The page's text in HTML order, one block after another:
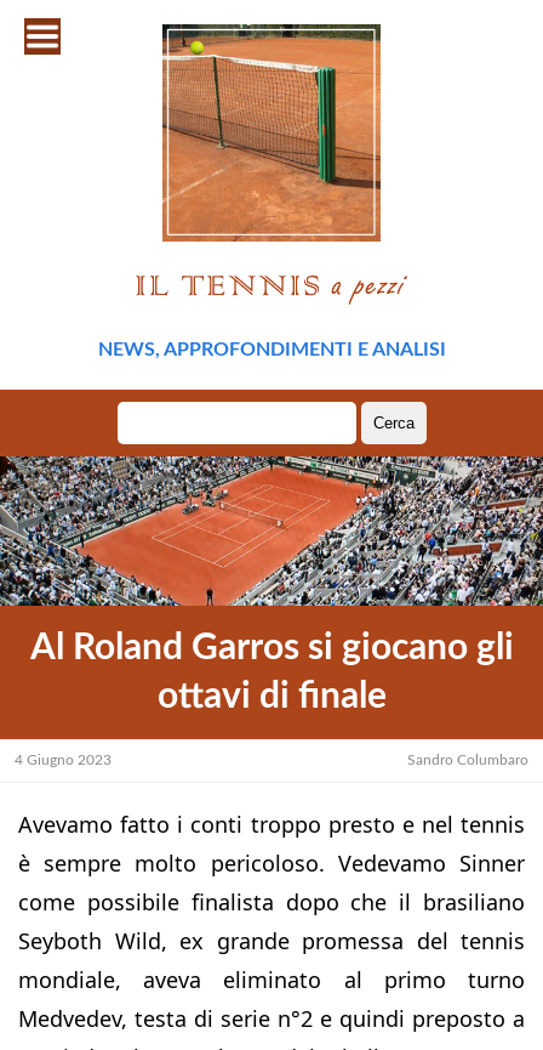
NEWS, APPROFONDIMENTI E ANALISI
per:
Al Roland Garros si giocano gli
ottavi di finale
4 Giugno 2023 Sandro Columbaro
Avevamo fatto i conti troppo presto e nel tennis
è sempre molto pericoloso. Vedevamo Sinner
come possibile finalista dopo che il brasiliano
Seyboth Wild, ex grande promessa del tennis
mondiale, aveva eliminato al primo turno
Medvedev, testa di serie n°2 e quindi preposto a